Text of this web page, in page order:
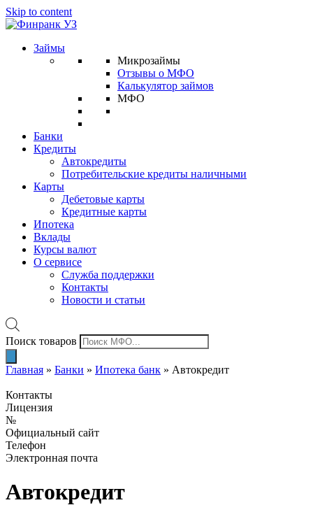
Skip to content
Займы
Микрозаймы
Отзывы о МФО
Калькулятор займов
МФО
Банки
Кредиты
Автокредиты
Потребительские кредиты наличными
Карты
Дебетовые карты
Кредитные карты
Ипотека
Вклады
Курсы валют
О сервисе
Служба поддержки
Контакты
Новости и статьи
Поиск товаров
Главная » Банки » Ипотека банк » Автокредит
Контакты
Лицензия
№
Официальный сайт
Телефон
Электронная почта
Автокредит